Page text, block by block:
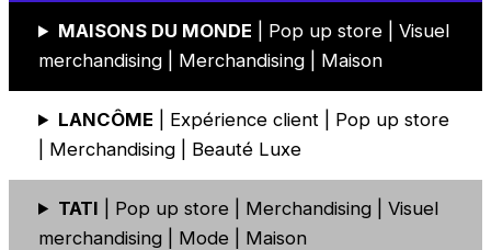
MAISONS DU MONDE | Pop up store | Visuel
merchandising | Merchandising | Maison
LANCÔME | Expérience client | Pop up store
| Merchandising | Beauté Luxe
TATI | Pop up store | Merchandising | Visuel
merchandising | Mode | Maison